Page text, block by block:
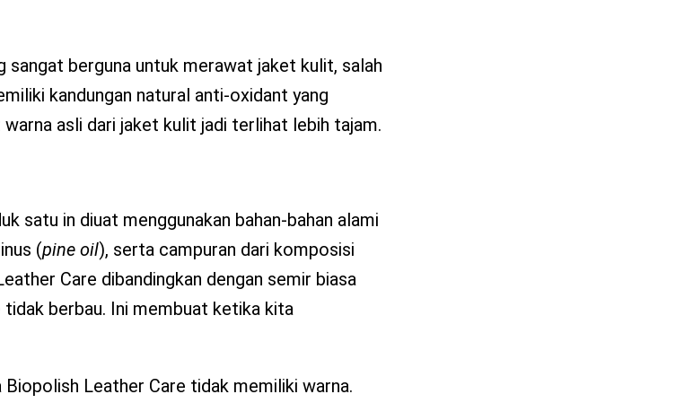
berguna untuk merawat jaket kulit, salah
kandungan natural anti-oxidant yang
asli dari jaket kulit jadi terlihat lebih tajam.
satu in diuat menggunakan bahan-bahan alami
(pine oil), serta campuran dari komposisi
Care dibandingkan dengan semir biasa
tidak berbau. Ini membuat ketika kita
Leather Care tidak memiliki warna.